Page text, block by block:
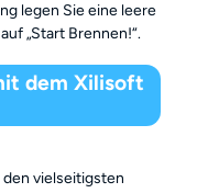
legen Sie eine leere
„Start Brennen!“.
dem Xilisoft
vielseitigsten